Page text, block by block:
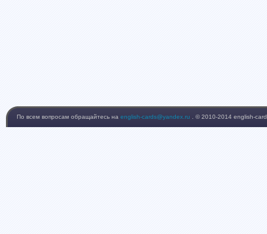
По всем вопросам обращайтесь на english-cards@yandex.ru . © 2010-2014 english-